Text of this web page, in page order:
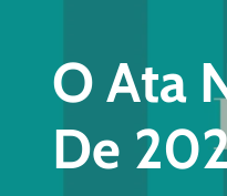
O Ata
De